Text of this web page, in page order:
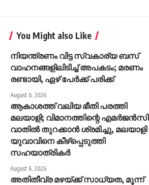
You Might also Like
നിയന്ത്രണം വിട്ട സ്വകാര്യ ബസ്
വാഹനങ്ങളിലിടിച്ച് അപകടം; മരണം
രണ്ടായി, ഏഴ് പേർക്ക് പരിക്ക്
August 6, 2026
ആകാശത്ത് വലിയ ഭീതി പരത്തി
മലയാളി; വിമാനത്തിന്റെ എമര്‍ജന്‍സി
വാതില്‍ തുറക്കാന്‍ ശ്രമിച്ചു, മലയാളി
യുവാവിനെ കീഴ്‌പ്പെടുത്തി
സഹയാത്രികര്‍
August 6, 2026
അതിതീവ്ര മഴയ്ക്ക് സാധ്യത, മൂന്ന്